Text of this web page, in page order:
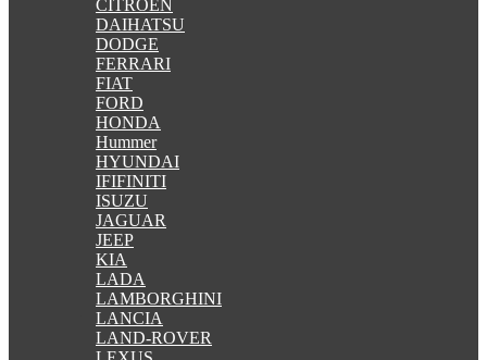
CITROEN
DAIHATSU
DODGE
FERRARI
FIAT
FORD
HONDA
Hummer
HYUNDAI
IFIFINITI
ISUZU
JAGUAR
JEEP
KIA
LADA
LAMBORGHINI
LANCIA
LAND-ROVER